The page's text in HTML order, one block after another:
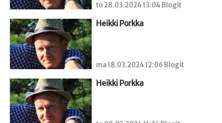
to 28.03.2024 13:04 Blogit
Heikki Porkka
ma 18.03.2024 12:06 Blogit
Heikki Porkka